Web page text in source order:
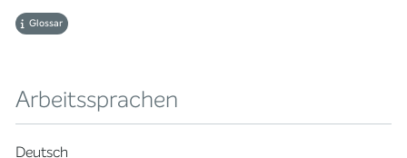
Glossar
Arbeitssprachen
Deutsch